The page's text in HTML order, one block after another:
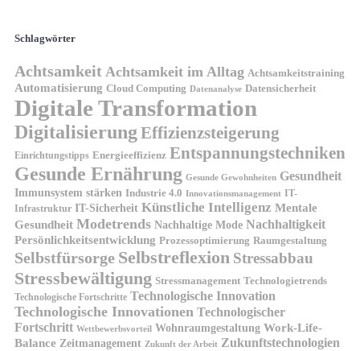
Schlagwörter
Achtsamkeit Achtsamkeit im Alltag Achtsamkeitstraining
Automatisierung Cloud Computing Datenanalyse Datensicherheit
Digitale Transformation
Digitalisierung Effizienzsteigerung
Einrichtungstipps Energieeffizienz Entspannungstechniken
Gesunde Ernährung Gesunde Gewohnheiten Gesundheit
Immunsystem stärken Industrie 4.0 Innovationsmanagement IT-
Infrastruktur IT-Sicherheit Künstliche Intelligenz Mentale
Gesundheit Modetrends Nachhaltige Mode Nachhaltigkeit
Persönlichkeitsentwicklung Prozessoptimierung Raumgestaltung
Selbstfürsorge Selbstreflexion Stressabbau
Stressbewältigung Stressmanagement Technologietrends
Technologische Fortschritte Technologische Innovation
Technologische Innovationen Technologischer
Fortschritt Wettbewerbsvorteil Wohnraumgestaltung Work-Life-
Balance Zeitmanagement Zukunft der Arbeit Zukunftstechnologien